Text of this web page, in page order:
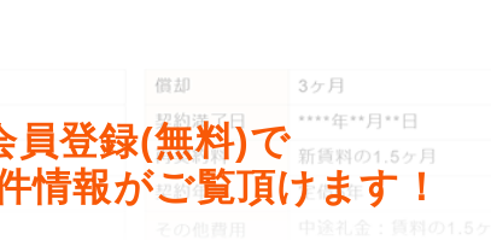
員登録(無料)で
情報がご覧頂けます！